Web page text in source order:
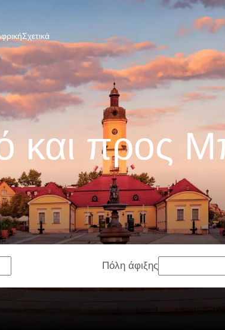
Σχετικά
και προς
Πόλη άφιξης